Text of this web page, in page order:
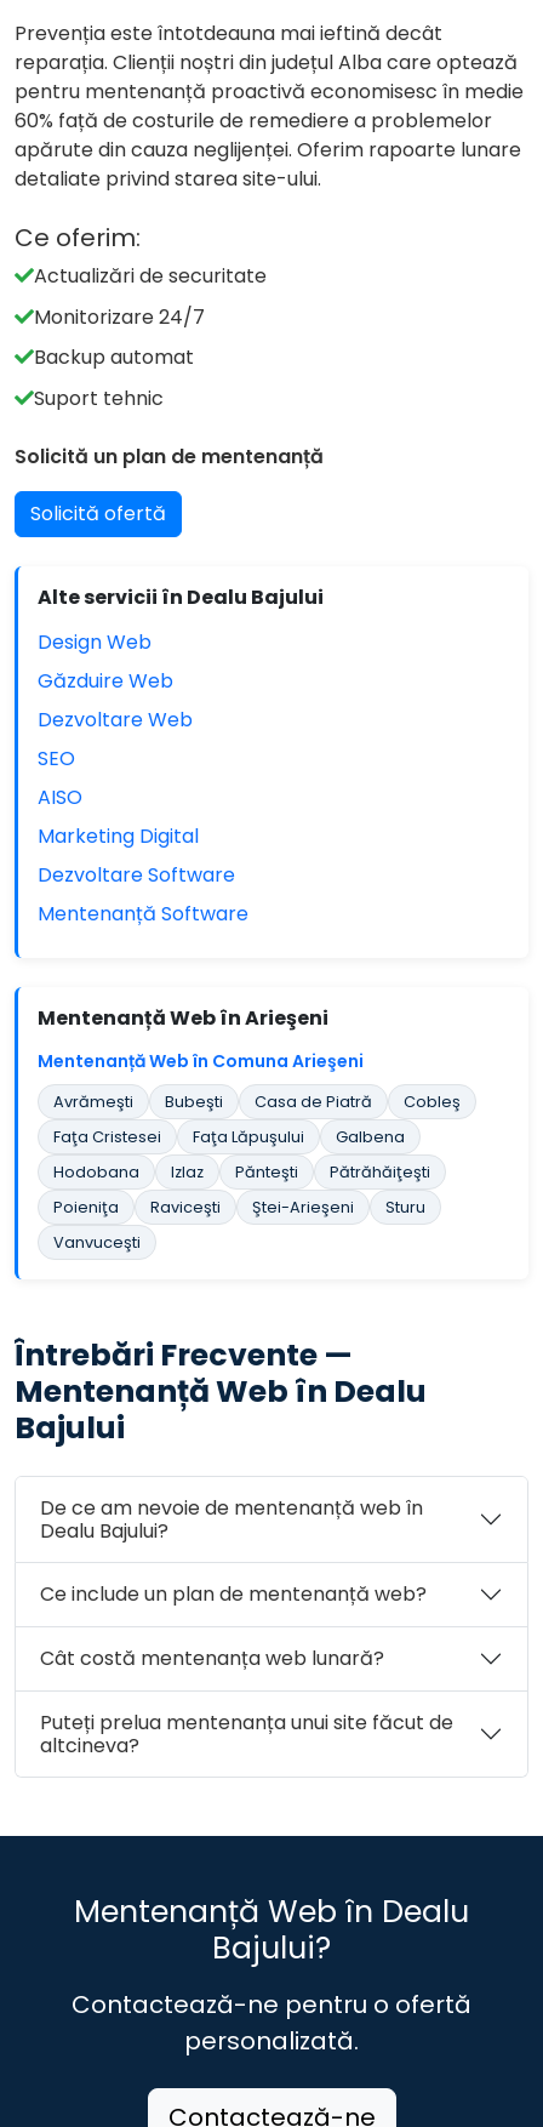
Prevenția este întotdeauna mai ieftină decât
reparația. Clienții noștri din județul Alba care optează
pentru mentenanță proactivă economisesc în medie
60% față de costurile de remediere a problemelor
apărute din cauza neglijenței. Oferim rapoarte lunare
detaliate privind starea site-ului.
Ce oferim:
Actualizări de securitate
Monitorizare 24/7
Backup automat
Suport tehnic
Solicită un plan de mentenanță
Solicită ofertă
Alte servicii în Dealu Bajului
Design Web
Găzduire Web
Dezvoltare Web
SEO
AISO
Marketing Digital
Dezvoltare Software
Mentenanță Software
Mentenanță Web în Arieşeni
Mentenanță Web în Comuna Arieşeni
Avrămeşti Bubeşti Casa de Piatră
Cobleş
Faţa Cristesei
Faţa Lăpuşului
Galbena
Hodobana
Izlaz Pănteşti
Pătrăhăiţeşti
Poieniţa
Raviceşti Ştei-Arieşeni
Sturu
Vanvuceşti
Întrebări Frecvente —
Mentenanță Web în Dealu
Bajului
De ce am nevoie de mentenanță web în
Dealu Bajului?
Ce include un plan de mentenanță web?
Cât costă mentenanța web lunară?
Puteți prelua mentenanța unui site făcut de
altcineva?
Mentenanță Web în Dealu
Bajului?
Contactează-ne pentru o ofertă
personalizată.
Contactează-ne